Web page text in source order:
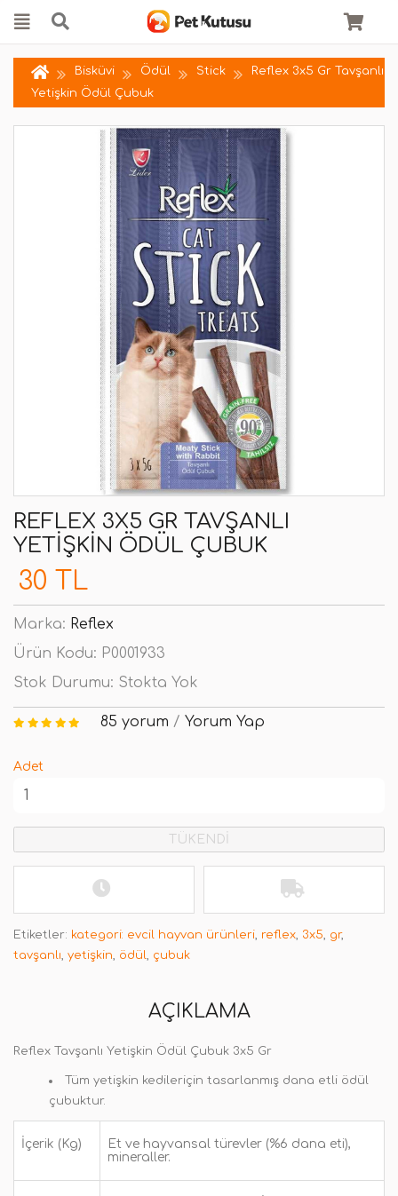
Bisküvi Ödül Stick
Reflex 3x5 Gr Tavşanlı
Yetişkin Ödül Çubuk
REFLEX 3X5 GR TAVŞANLI
YETIŞKIN ÖDÜL ÇUBUK
30 TL
Marka: Reflex
Ürün Kodu: P0001933
Stok Durumu: Stokta Yok
85 yorum / Yorum Yap
Adet
TÜKENDİ
Etiketler: kategori: evcil hayvan ürünleri, reflex, 3x5, gr,
tavşanlı, yetişkin, ödül, çubuk
AÇIKLAMA
Reflex Tavşanlı Yetişkin Ödül Çubuk 3x5 Gr
Tüm yetişkin kedileriçin tasarlanmış dana etli ödül
çubuktur.
İçerik (Kg)
Et ve hayvansal türevler (%6 dana eti),
mineraller.